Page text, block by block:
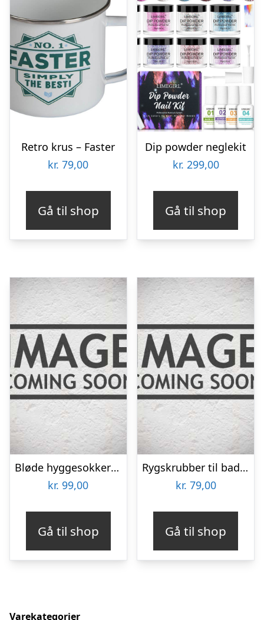
Retro krus – Faster
kr. 79,00
Gå til shop
Dip powder neglekit
kr. 299,00
Gå til shop
Bløde hyggesokker til kolde fødder – onesize – Sort
kr. 99,00
Gå til shop
Rygskrubber til badet – massage og kropvask
kr. 79,00
Gå til shop
Varekategorier